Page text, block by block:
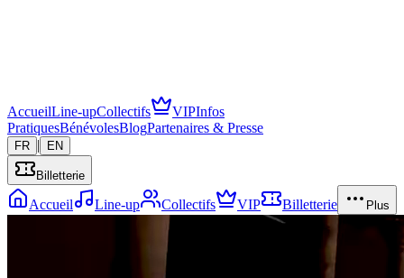
AccueilLine-upCollectifs VIPInfos
PratiquesBénévolesBlogPartenaires & Presse
FR | EN
Billetterie
Accueil Line-up Collectifs VIP Billetterie Plus